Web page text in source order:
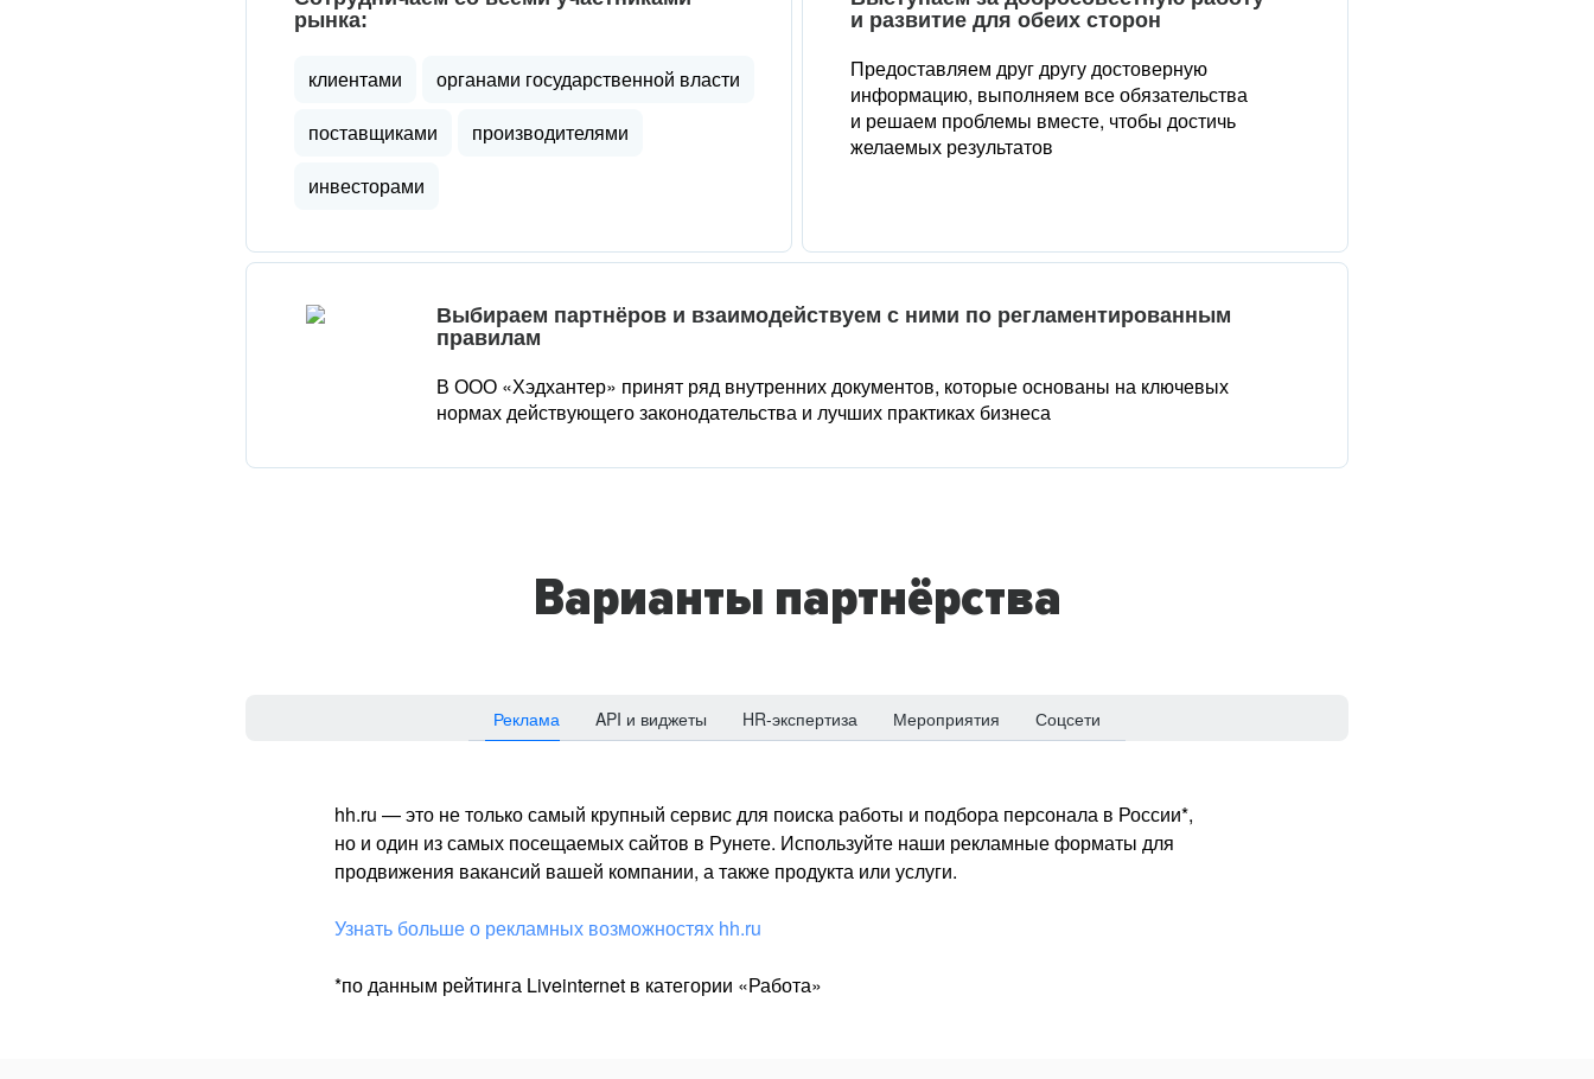
рынка:
клиентами
органами государственной власти
поставщиками
производителями
инвесторами
и развитие для обеих сторон
Предоставляем друг другу достоверную
информацию, выполняем все обязательства
и решаем проблемы вместе, чтобы достичь
желаемых результатов
Выбираем партнёров и взаимодействуем с ними по регламентированным
правилам
В ООО «Хэдхантер» принят ряд внутренних документов, которые основаны на ключевых
нормах действующего законодательства и лучших практиках бизнеса
Варианты партнёрства
Реклама API и виджеты HR-экспертиза Мероприятия Соцсети
hh.ru — это не только самый крупный сервис для поиска работы и подбора персонала в России*,
но и один из самых посещаемых сайтов в Рунете. Используйте наши рекламные форматы для
продвижения вакансий вашей компании, а также продукта или услуги.
Узнать больше о рекламных возможностях hh.ru
*по данным рейтинга Liveinternet в категории «Работа»